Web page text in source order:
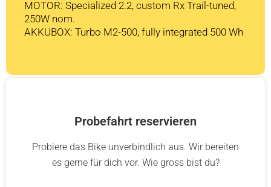
MOTOR: Specialized 2.2, custom Rx Trail-tuned,
250W nom.
AKKUBOX: Turbo M2-500, fully integrated 500 Wh
Probefahrt reservieren
Probiere das Bike unverbindlich aus. Wir bereiten
es gerne für dich vor. Wie gross bist du?